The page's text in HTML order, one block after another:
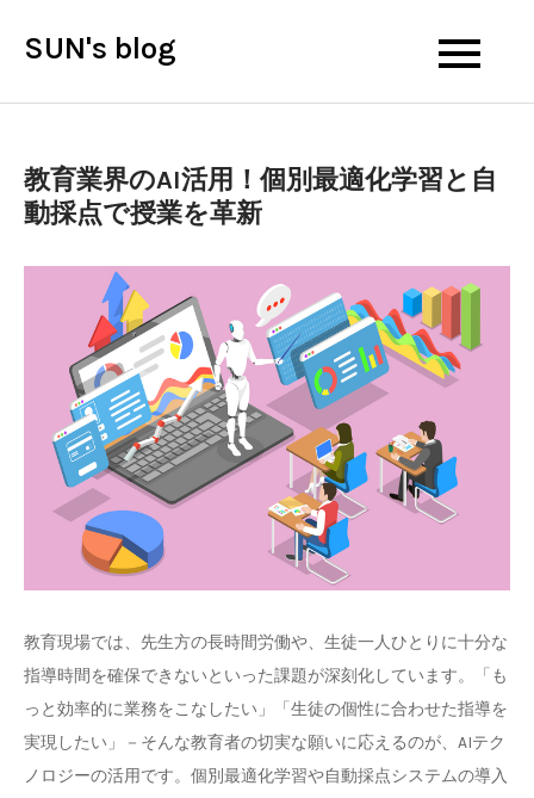
SUN's blog
教育業界のAI活用！個別最適化学習と自
動採点で授業を革新
教育現場では、先生方の長時間労働や、生徒一人ひとりに十分な
指導時間を確保できないといった課題が深刻化しています。「も
っと効率的に業務をこなしたい」「生徒の個性に合わせた指導を
実現したい」－そんな教育者の切実な願いに応えるのが、AIテク
ノロジーの活用です。個別最適化学習や自動採点システムの導入